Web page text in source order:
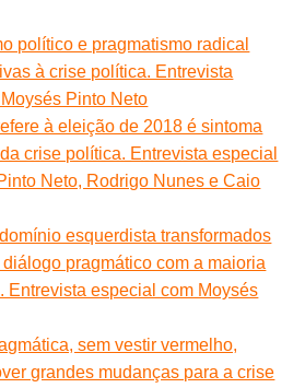
político e pragmatismo radical
à crise política. Entrevista
Pinto Neto
à eleição de 2018 é sintoma
crise política. Entrevista especial
Neto, Rodrigo Nunes e Caio
esquerdista transformados
pragmático com a maioria
Entrevista especial com Moysés
sem vestir vermelho,
grandes mudanças para a crise